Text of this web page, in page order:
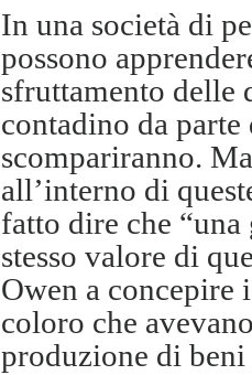
In una società di
possono
sfruttamento delle
contadino da
scompariranno.
all’interno di
fatto dire che
stesso valore di
Owen a concepire
coloro che
produzione di beni